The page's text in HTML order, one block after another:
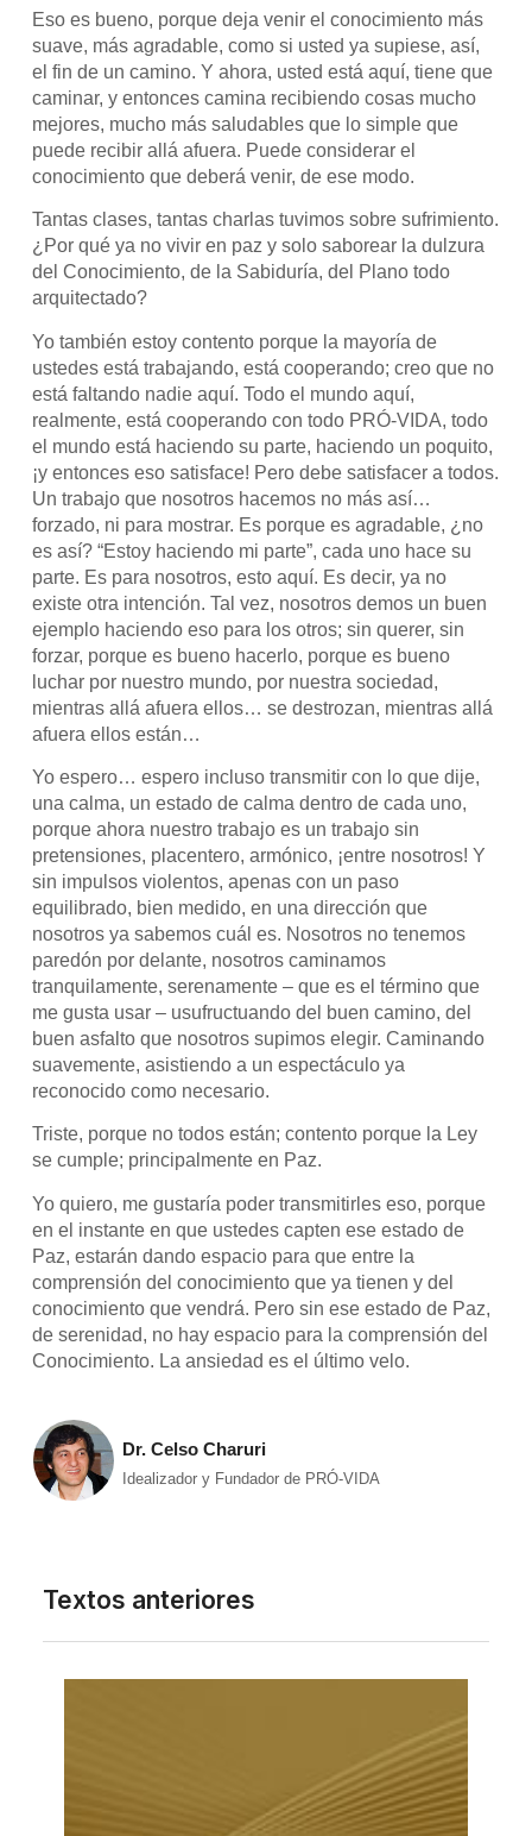
Eso es bueno, porque deja venir el conocimiento más
suave, más agradable, como si usted ya supiese, así,
el fin de un camino. Y ahora, usted está aquí, tiene que
caminar, y entonces camina recibiendo cosas mucho
mejores, mucho más saludables que lo simple que
puede recibir allá afuera. Puede considerar el
conocimiento que deberá venir, de ese modo.
Tantas clases, tantas charlas tuvimos sobre sufrimiento.
¿Por qué ya no vivir en paz y solo saborear la dulzura
del Conocimiento, de la Sabiduría, del Plano todo
arquitectado?
Yo también estoy contento porque la mayoría de
ustedes está trabajando, está cooperando; creo que no
está faltando nadie aquí. Todo el mundo aquí,
realmente, está cooperando con todo PRÓ-VIDA, todo
el mundo está haciendo su parte, haciendo un poquito,
¡y entonces eso satisface! Pero debe satisfacer a todos.
Un trabajo que nosotros hacemos no más así…
forzado, ni para mostrar. Es porque es agradable, ¿no
es así? “Estoy haciendo mi parte”, cada uno hace su
parte. Es para nosotros, esto aquí. Es decir, ya no
existe otra intención. Tal vez, nosotros demos un buen
ejemplo haciendo eso para los otros; sin querer, sin
forzar, porque es bueno hacerlo, porque es bueno
luchar por nuestro mundo, por nuestra sociedad,
mientras allá afuera ellos… se destrozan, mientras allá
afuera ellos están…
Yo espero… espero incluso transmitir con lo que dije,
una calma, un estado de calma dentro de cada uno,
porque ahora nuestro trabajo es un trabajo sin
pretensiones, placentero, armónico, ¡entre nosotros! Y
sin impulsos violentos, apenas con un paso
equilibrado, bien medido, en una dirección que
nosotros ya sabemos cuál es. Nosotros no tenemos
paredón por delante, nosotros caminamos
tranquilamente, serenamente – que es el término que
me gusta usar – usufructuando del buen camino, del
buen asfalto que nosotros supimos elegir. Caminando
suavemente, asistiendo a un espectáculo ya
reconocido como necesario.
Triste, porque no todos están; contento porque la Ley
se cumple; principalmente en Paz.
Yo quiero, me gustaría poder transmitirles eso, porque
en el instante en que ustedes capten ese estado de
Paz, estarán dando espacio para que entre la
comprensión del conocimiento que ya tienen y del
conocimiento que vendrá. Pero sin ese estado de Paz,
de serenidad, no hay espacio para la comprensión del
Conocimiento. La ansiedad es el último velo.
Dr. Celso Charuri
Idealizador y Fundador de PRÓ-VIDA
Textos anteriores